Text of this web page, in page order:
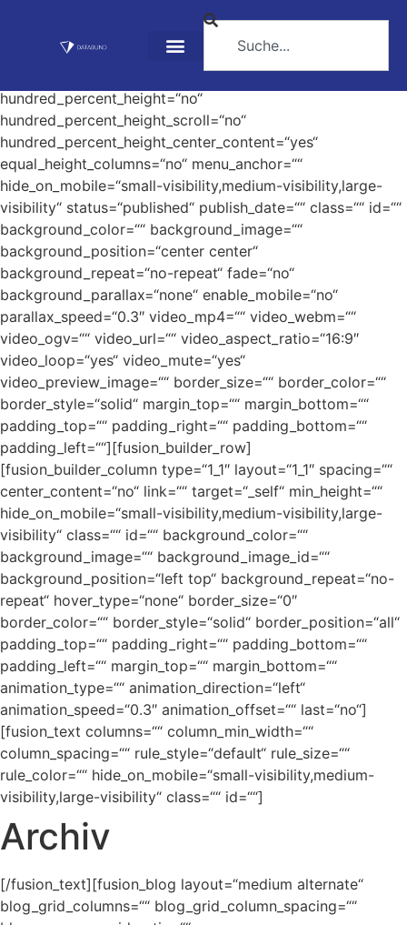
Archiv
[fusion_builder_container hundred_percent=“no“
hundred_percent_height=“no“
hundred_percent_height_scroll=“no“
hundred_percent_height_center_content=“yes“
equal_height_columns=“no“ menu_anchor=““
hide_on_mobile=“small-visibility,medium-visibility,large-
visibility“ status=“published“ publish_date=““ class=““ id=““
background_color=““ background_image=““
background_position=“center center“
background_repeat=“no-repeat“ fade=“no“
background_parallax=“none“ enable_mobile=“no“
parallax_speed=“0.3″ video_mp4=““ video_webm=““
video_ogv=““ video_url=““ video_aspect_ratio=“16:9″
video_loop=“yes“ video_mute=“yes“
video_preview_image=““ border_size=““ border_color=““
border_style=“solid“ margin_top=““ margin_bottom=““
padding_top=““ padding_right=““ padding_bottom=““
padding_left=““][fusion_builder_row]
[fusion_builder_column type=“1_1″ layout=“1_1″ spacing=““
center_content=“no“ link=““ target=“_self“ min_height=““
hide_on_mobile=“small-visibility,medium-visibility,large-
visibility“ class=““ id=““ background_color=““
background_image=““ background_image_id=““
background_position=“left top“ background_repeat=“no-
repeat“ hover_type=“none“ border_size=“0″
border_color=““ border_style=“solid“ border_position=“all“
padding_top=““ padding_right=““ padding_bottom=““
padding_left=““ margin_top=““ margin_bottom=““
animation_type=““ animation_direction=“left“
animation_speed=“0.3″ animation_offset=““ last=“no“]
[fusion_text columns=““ column_min_width=““
column_spacing=““ rule_style=“default“ rule_size=““
rule_color=““ hide_on_mobile=“small-visibility,medium-
visibility,large-visibility“ class=““ id=““]
Archiv
[/fusion_text][fusion_blog layout=“medium alternate“
blog_grid_columns=““ blog_grid_column_spacing=““